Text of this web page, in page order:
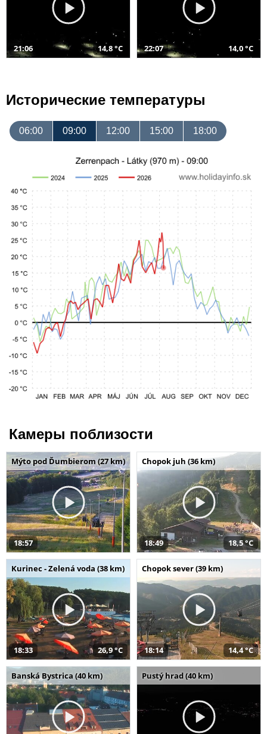
21:06 14,8 °C 22:07 14,0 °C
Исторические температуры
06:00 09:00 12:00 15:00 18:00
Камеры поблизости
Mýto pod Ďumbierom (27 km)
18:57
Chopok juh (36 km)
18:49 18,5 °C
Kurinec - Zelená voda (38 km)
18:33 26,9 °C
Chopok sever (39 km)
18:14 14,4 °C
Banská Bystrica (40 km) Pustý hrad (40 km)